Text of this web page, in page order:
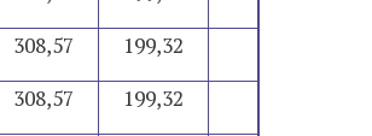
308,57 199,32
308,57 199,32